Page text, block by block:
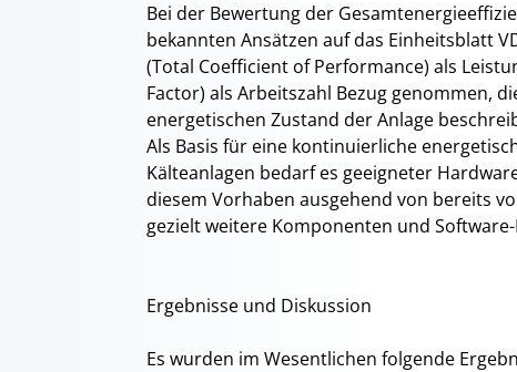
Bei der Bewertung der
bekannten Ansätzen auf das Einheitsblatt
(Total Coefficient of Performance) als
Factor) als Arbeitszahl Bezug genommen,
energetischen Zustand der Anlage
Als Basis für eine kontinuierliche
Kälteanlagen bedarf es geeigneter
diesem Vorhaben ausgehend von bereits
gezielt weitere Komponenten und
Ergebnisse und Diskussion
Es wurden im Wesentlichen folgende